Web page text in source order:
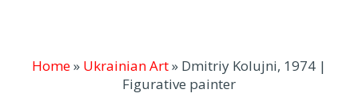
Home» Ukrainian Art» Dmitriy Kolujni, 1974 |
Figurative painter